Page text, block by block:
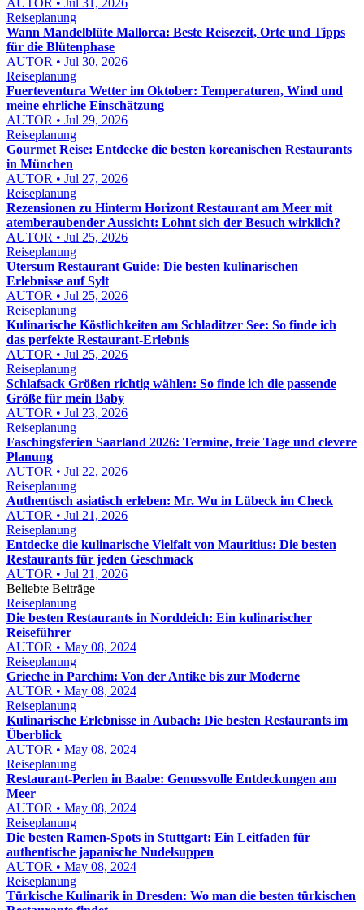
AUTOR • Jul 31, 2026
Reiseplanung
Wann Mandelblüte Mallorca: Beste Reisezeit, Orte und Tipps
für die Blütenphase
AUTOR • Jul 30, 2026
Reiseplanung
Fuerteventura Wetter im Oktober: Temperaturen, Wind und
meine ehrliche Einschätzung
AUTOR • Jul 29, 2026
Reiseplanung
Gourmet Reise: Entdecke die besten koreanischen Restaurants
in München
AUTOR • Jul 27, 2026
Reiseplanung
Rezensionen zu Hinterm Horizont Restaurant am Meer mit
atemberaubender Aussicht: Lohnt sich der Besuch wirklich?
AUTOR • Jul 25, 2026
Reiseplanung
Utersum Restaurant Guide: Die besten kulinarischen
Erlebnisse auf Sylt
AUTOR • Jul 25, 2026
Reiseplanung
Kulinarische Köstlichkeiten am Schladitzer See: So finde ich
das perfekte Restaurant-Erlebnis
AUTOR • Jul 25, 2026
Reiseplanung
Schlafsack Größen richtig wählen: So finde ich die passende
Größe für mein Baby
AUTOR • Jul 23, 2026
Reiseplanung
Faschingsferien Saarland 2026: Termine, freie Tage und clevere
Planung
AUTOR • Jul 22, 2026
Reiseplanung
Authentisch asiatisch erleben: Mr. Wu in Lübeck im Check
AUTOR • Jul 21, 2026
Reiseplanung
Entdecke die kulinarische Vielfalt von Mauritius: Die besten
Restaurants für jeden Geschmack
AUTOR • Jul 21, 2026
Beliebte Beiträge
Reiseplanung
Die besten Restaurants in Norddeich: Ein kulinarischer
Reiseführer
AUTOR • May 08, 2024
Reiseplanung
Grieche in Parchim: Von der Antike bis zur Moderne
AUTOR • May 08, 2024
Reiseplanung
Kulinarische Erlebnisse in Aubach: Die besten Restaurants im
Überblick
AUTOR • May 08, 2024
Reiseplanung
Restaurant-Perlen in Baabe: Genussvolle Entdeckungen am
Meer
AUTOR • May 08, 2024
Reiseplanung
Die besten Ramen-Spots in Stuttgart: Ein Leitfaden für
authentische japanische Nudelsuppen
AUTOR • May 08, 2024
Reiseplanung
Türkische Kulinarik in Dresden: Wo man die besten türkischen